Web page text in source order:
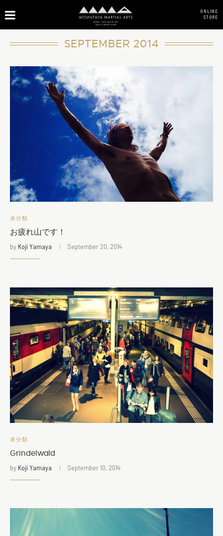
ONLINE
STORE
SEPTEMBER 2014
未分類
お疲れ山です！
by Koji Yamaya September 20, 2014
未分類
Grindelwald
by Koji Yamaya September 10, 2014